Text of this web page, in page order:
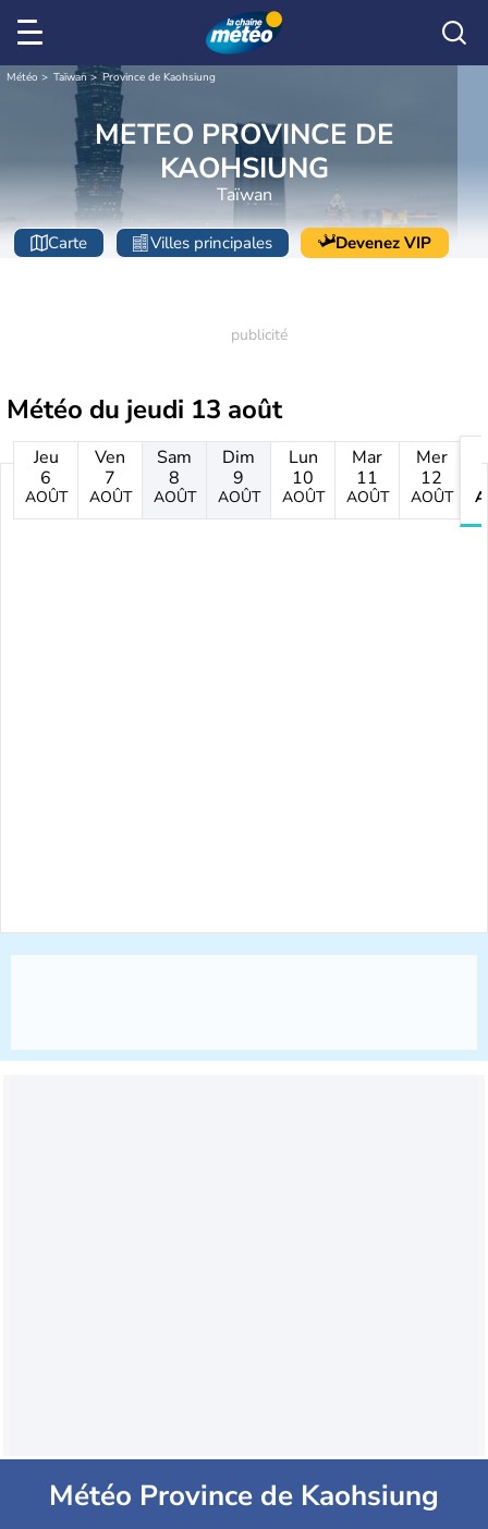
Météo Taïwan Province de Kaohsiung
METEO PROVINCE DE
KAOHSIUNG
Taïwan
Carte Villes principales Devenez VIP
Météo du jeudi 13 août
Jeu
6
AOÛT
Ven
7
AOÛT
Sam
8
AOÛT
Dim
9
AOÛT
Lun
10
AOÛT
Mar
11
AOÛT
Mer
12
AOÛT
Météo Province de Kaohsiung